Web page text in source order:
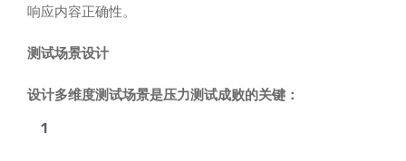
响应内容正确性。
测试场景设计
设计多维度测试场景是压力测试成败的关键：